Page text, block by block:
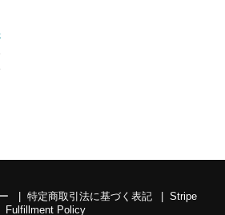
特定商取引法に基づく表記
Stripe
Fulfillment Policy